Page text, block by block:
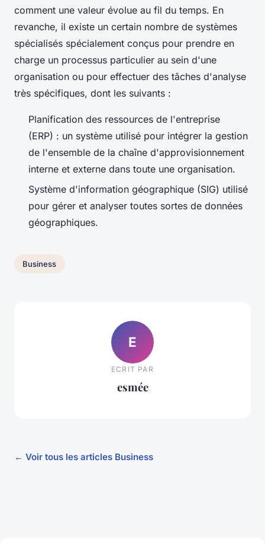
comment une valeur évolue au fil du temps. En
revanche, il existe un certain nombre de systèmes
spécialisés spécialement conçus pour prendre en
charge un processus particulier au sein d'une
organisation ou pour effectuer des tâches d'analyse
très spécifiques, dont les suivants :
Planification des ressources de l'entreprise
(ERP) : un système utilisé pour intégrer la gestion
de l'ensemble de la chaîne d'approvisionnement
interne et externe dans toute une organisation.
Système d'information géographique (SIG) utilisé
pour gérer et analyser toutes sortes de données
géographiques.
Business
E
ECRIT PAR
esmée
← Voir tous les articles Business